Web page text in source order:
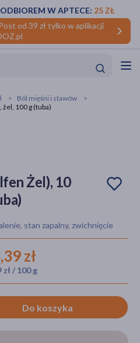
od 39 zł tylko w aplikacji
W APTECE: 25 ZŁ
Ból mięśni i stawów
100 g (tuba)
Żel), 10
stan zapalny, zwichnięcie
zł
zł / 100 g
Do koszyka